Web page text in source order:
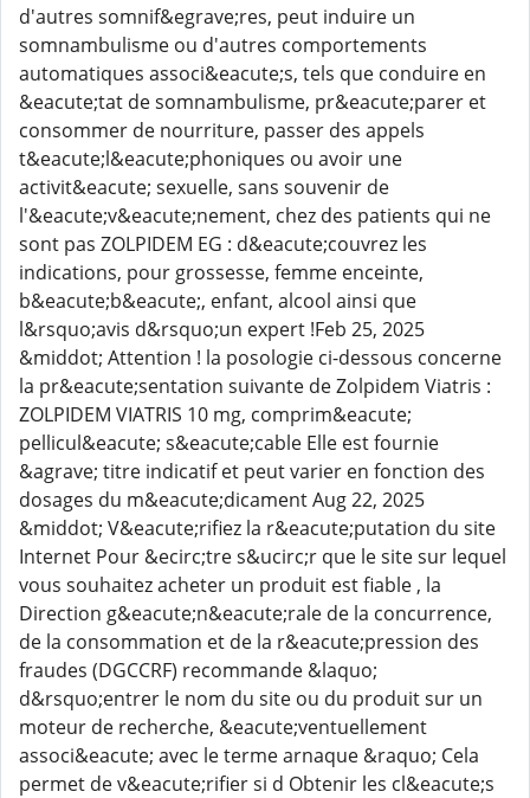
d'autres somnif&egrave;res, peut induire un
somnambulisme ou d'autres comportements
automatiques associ&eacute;s, tels que conduire en
&eacute;tat de somnambulisme, pr&eacute;parer et
consommer de nourriture, passer des appels
t&eacute;l&eacute;phoniques ou avoir une
activit&eacute; sexuelle, sans souvenir de
l'&eacute;v&eacute;nement, chez des patients qui ne
sont pas ZOLPIDEM EG : d&eacute;couvrez les
indications, pour grossesse, femme enceinte,
b&eacute;b&eacute;, enfant, alcool ainsi que
l&rsquo;avis d&rsquo;un expert !Feb 25, 2025
&middot; Attention ! la posologie ci-dessous concerne
la pr&eacute;sentation suivante de Zolpidem Viatris :
ZOLPIDEM VIATRIS 10 mg, comprim&eacute;
pellicul&eacute; s&eacute;cable Elle est fournie
&agrave; titre indicatif et peut varier en fonction des
dosages du m&eacute;dicament Aug 22, 2025
&middot; V&eacute;rifiez la r&eacute;putation du site
Internet Pour &ecirc;tre s&ucirc;r que le site sur lequel
vous souhaitez acheter un produit est fiable , la
Direction g&eacute;n&eacute;rale de la concurrence,
de la consommation et de la r&eacute;pression des
fraudes (DGCCRF) recommande &laquo;
d&rsquo;entrer le nom du site ou du produit sur un
moteur de recherche, &eacute;ventuellement
associ&eacute; avec le terme arnaque &raquo; Cela
permet de v&eacute;rifier si d Obtenir les cl&eacute;s